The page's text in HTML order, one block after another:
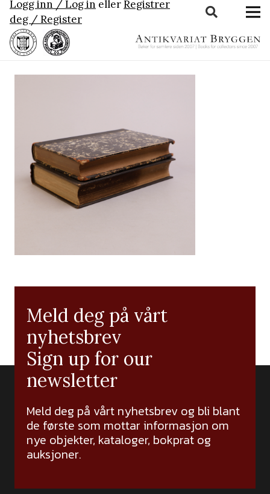
Logg inn / Log in ellerRegistrer
deg / Register
Meld deg på vårt
nyhetsbrev
Sign up for our
newsletter
Meld deg på vårt nyhetsbrev og bli blant
de første som mottar informasjon om
nye objekter, kataloger, bokprat og
auksjoner.